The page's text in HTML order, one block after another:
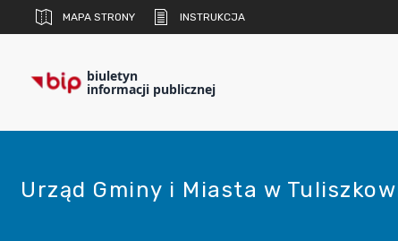
MAPA STRONY INSTRUKCJA
biuletyn
informacji publicznej
Urząd Gminy i Miasta w